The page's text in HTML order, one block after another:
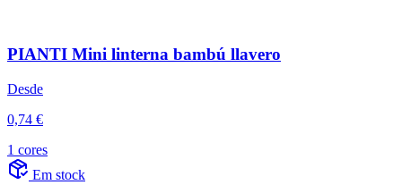
PIANTI Mini linterna bambú llavero
Desde
0,74 €
1 cores
Em stock